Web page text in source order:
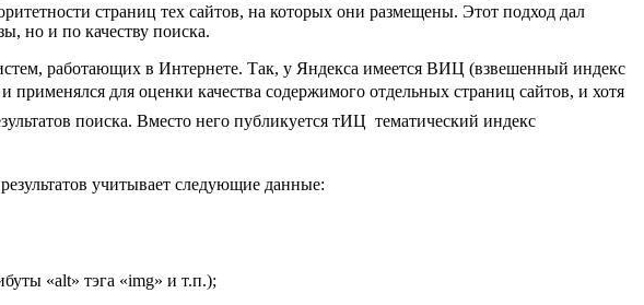
страниц тех сайтов, на которых они размещены. Этот подход дал
но и по качеству поиска.
работающих в Интернете. Так, у Яндекса имеется ВИЦ (взвешенный индекс
для оценки качества содержимого отдельных страниц сайтов, и хотя
поиска. Вместо него публикуется тИЦ  тематический индекс
учитывает следующие данные:
«alt» тэга «img» и т.п.);